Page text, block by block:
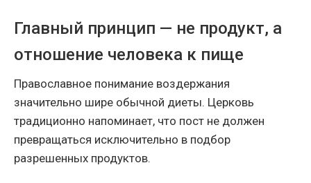
Главный принцип — не продукт, а
отношение человека к пище
Православное понимание воздержания
значительно шире обычной диеты. Церковь
традиционно напоминает, что пост не должен
превращаться исключительно в подбор
разрешенных продуктов.